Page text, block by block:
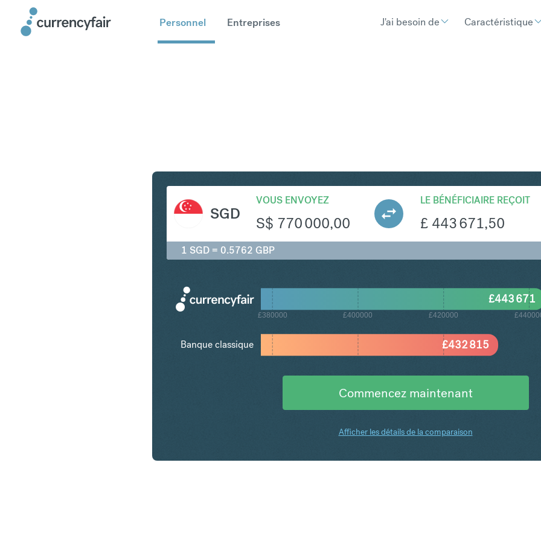
Personnel Entreprises J'ai besoin de Caractéristique
SGD
VOUS ENVOYEZ
S$ 770 000,00
LE BÉNÉFICIAIRE REÇOIT
£ 443 671,50
1 SGD = 0.5762 GBP
£380000 £400000 £420000
£432 815
£443 671
Banque classique
Commencez maintenant
Afficher les détails de la comparaison